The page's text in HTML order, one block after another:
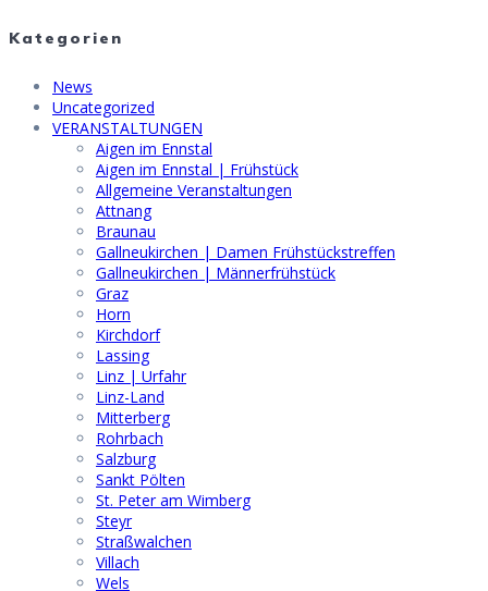
Kategorien
News
Uncategorized
VERANSTALTUNGEN
Aigen im Ennstal
Aigen im Ennstal | Frühstück
Allgemeine Veranstaltungen
Attnang
Braunau
Gallneukirchen | Damen Frühstückstreffen
Gallneukirchen | Männerfrühstück
Graz
Horn
Kirchdorf
Lassing
Linz | Urfahr
Linz-Land
Mitterberg
Rohrbach
Salzburg
Sankt Pölten
St. Peter am Wimberg
Steyr
Straßwalchen
Villach
Wels